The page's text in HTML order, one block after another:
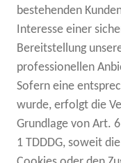
bestehenden
Interesse einer
Bereitstellung
professionellen
Sofern eine
wurde, erfolgt die
Grundlage von Art.
1 TDDDG, soweit